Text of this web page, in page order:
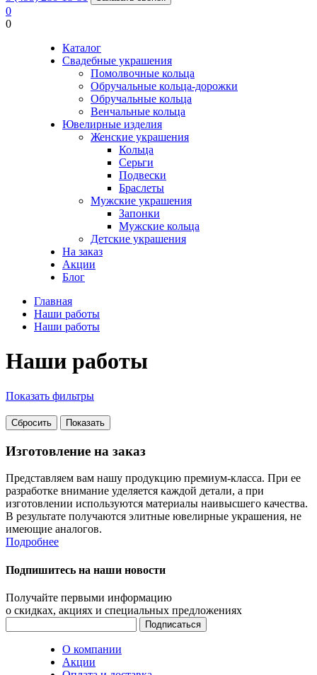
0
0
Каталог
Свадебные украшения
Помолвочные кольца
Обручальные кольца-дорожки
Обручальные кольца
Венчальные кольца
Ювелирные изделия
Женские украшения
Кольца
Серьги
Подвески
Браслеты
Мужские украшения
Запонки
Мужские кольца
Детские украшения
На заказ
Акции
Блог
Главная
Наши работы
Наши работы
Наши работы
Показать фильтры
Изготовление на заказ
Представляем вам нашу продукцию премиум-класса. При ее
разработке внимание уделяется каждой детали, а при
изготовлении используются материалы наивысшего качества.
В результате получаются элитные ювелирные украшения, не
имеющие аналогов.
Подробнее
Подпишитесь на наши новости
Получайте первыми информацию
о скидках, акциях и специальных предложениях
О компании
Акции